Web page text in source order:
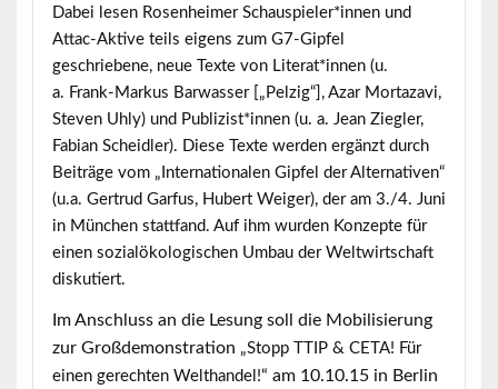
Dabei lesen Rosenheimer Schauspieler*innen und
Attac-Aktive teils eigens zum G7-Gipfel
geschriebene, neue Texte von Literat*innen (u.
a. Frank-Markus Barwasser [„Pelzig“], Azar Mortazavi,
Steven Uhly) und Publizist*innen (u. a. Jean Ziegler,
Fabian Scheidler). Diese Texte werden ergänzt durch
Beiträge vom „Internationalen Gipfel der Alternativen“
(u.a. Gertrud Garfus, Hubert Weiger), der am 3./4. Juni
in München stattfand. Auf ihm wurden Konzepte für
einen sozialökologischen Umbau der Weltwirtschaft
diskutiert.
Im Anschluss an die Lesung soll die Mobilisierung
zur Großdemonstration „Stopp TTIP & CETA! Für
einen gerechten Welthandel!“ am 10.10.15 in Berlin